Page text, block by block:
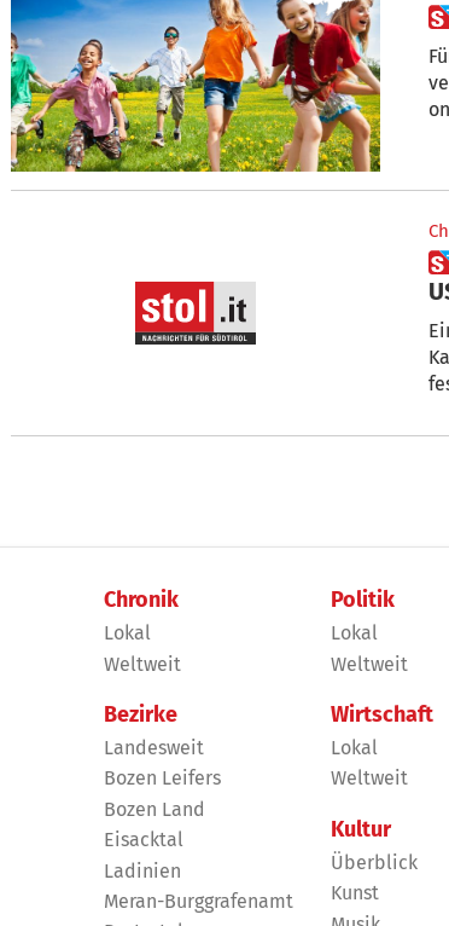
 Mann erschießt drei Menschen in
Chronik
Lokal
Weltweit
Bezirke
Landesweit
Bozen Leifers
Bozen Land
Eisacktal
Ladinien
Meran-Burggrafenamt
Politik
Lokal
Weltweit
Wirtschaft
Lokal
Weltweit
Kultur
Überblick
Kunst